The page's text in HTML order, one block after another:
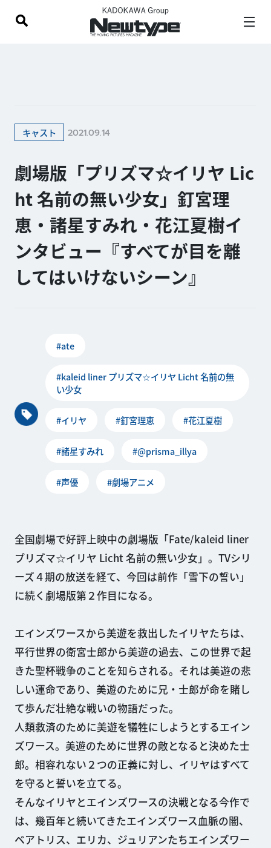
キャスト 2021.09.14
劇場版「プリズマ☆イリヤ Lic
ht 名前の無い少女」釘宮理
恵・諸星すみれ・花江夏樹イ
ンタビュー『すべてが目を離
してはいけないシーン』
#ate
#kaleid liner プリズマ☆イリヤ Licht 名前の無
い少女
#イリヤ #釘宮理恵 #花江夏樹
#諸星すみれ #@prisma_illya
#声優 #劇場アニメ
全国劇場で好評上映中の劇場版「Fate/kaleid liner
プリズマ☆イリヤ Licht 名前の無い少女」。TVシリ
ーズ４期の放送を経て、今回は前作「雪下の誓い」
に続く劇場版第２作目になる。
エインズワースから美遊を救出したイリヤたちは、
平行世界の衛宮士郎から美遊の過去、この世界で起
きた聖杯戦争のことを知らされる。それは美遊の悲
しい運命であり、美遊のために兄・士郎が命を賭し
て歩んだ壮絶な戦いの物語だった。
人類救済のために美遊を犠牲にしようとするエイン
ズワース。美遊のために世界の敵となると決めた士
郎。相容れない２つの正義に対し、イリヤはすべて
を守ると誓いを立てる。
そんなイリヤとエインズワースの決戦となる今作で
は、幾百年と続いてきたエインズワース血脈の闇、
ベアトリス、エリカ、ジュリアンたちエインズワー